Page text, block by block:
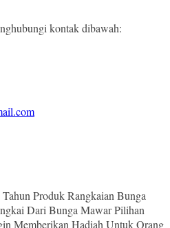
kontak dibawah:
Produk Rangkaian Bunga
Dari Bunga Mawar Pilihan
Memberikan Hadiah Untuk Orang